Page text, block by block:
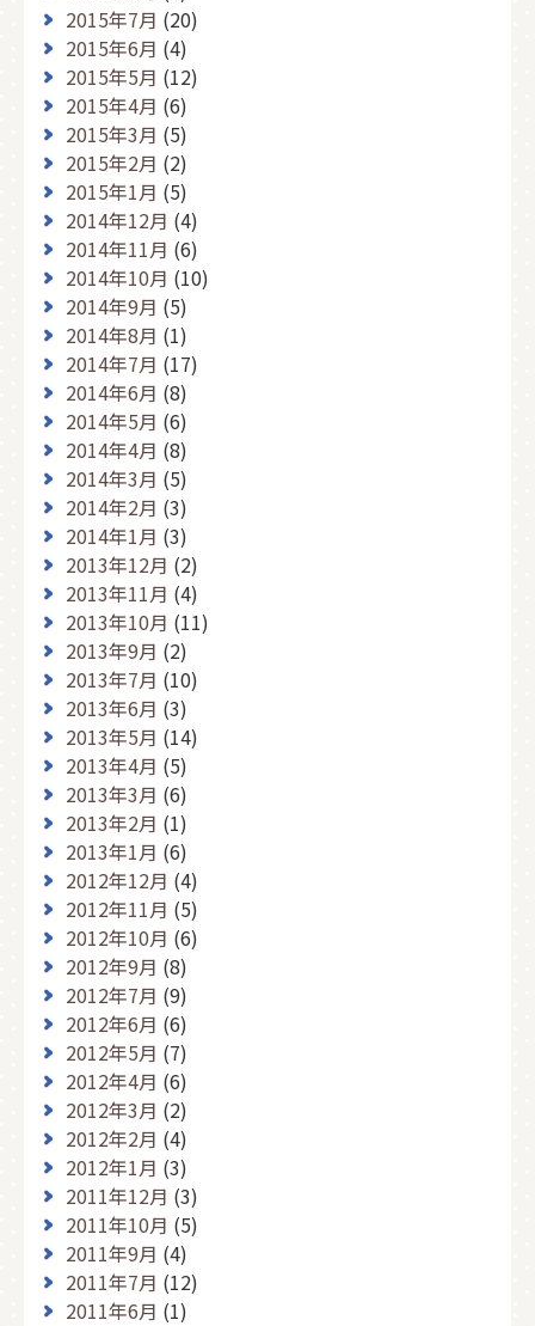
2015年7月 (20)
2015年6月 (4)
2015年5月 (12)
2015年4月 (6)
2015年3月 (5)
2015年2月 (2)
2015年1月 (5)
2014年12月 (4)
2014年11月 (6)
2014年10月 (10)
2014年9月 (5)
2014年8月 (1)
2014年7月 (17)
2014年6月 (8)
2014年5月 (6)
2014年4月 (8)
2014年3月 (5)
2014年2月 (3)
2014年1月 (3)
2013年12月 (2)
2013年11月 (4)
2013年10月 (11)
2013年9月 (2)
2013年7月 (10)
2013年6月 (3)
2013年5月 (14)
2013年4月 (5)
2013年3月 (6)
2013年2月 (1)
2013年1月 (6)
2012年12月 (4)
2012年11月 (5)
2012年10月 (6)
2012年9月 (8)
2012年7月 (9)
2012年6月 (6)
2012年5月 (7)
2012年4月 (6)
2012年3月 (2)
2012年2月 (4)
2012年1月 (3)
2011年12月 (3)
2011年10月 (5)
2011年9月 (4)
2011年7月 (12)
2011年6月 (1)